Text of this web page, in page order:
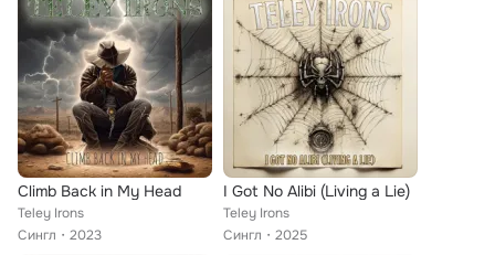
Climb Back in My Head
Teley Irons
Сингл
2023
I Got No Alibi (Living a Lie)
Teley Irons
Сингл
2025